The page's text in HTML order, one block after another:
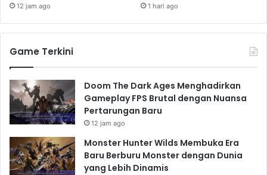
12 jam ago 1 hari ago
Game Terkini
Doom The Dark Ages Menghadirkan
Gameplay FPS Brutal dengan Nuansa
Pertarungan Baru
12 jam ago
Monster Hunter Wilds Membuka Era
Baru Berburu Monster dengan Dunia
yang Lebih Dinamis